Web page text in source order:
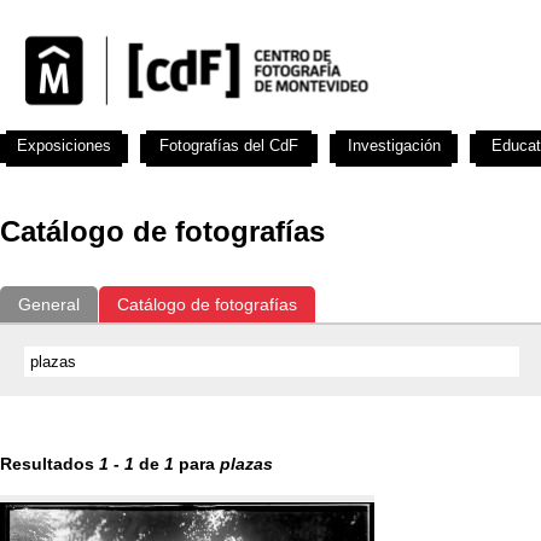
Catálogo de fotografías
General Catálogo de fotografías
Resultados 1 - 1 de 1 para plazas
Exposiciones Fotografías del CdF Investigación